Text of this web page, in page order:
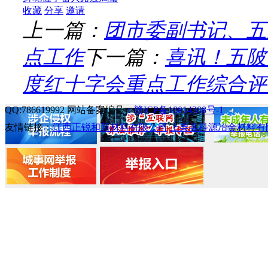
收藏 分享 邀请
上一篇： 团市委副书记、
点工作下一篇： 喜讯！五
度红十字会重点工作综合
QQ:786619992 网站备案编号：赣ICP备18014388号-1
友情链接：江西正锐和新材料有限公司 上栗县科源冶金材料有